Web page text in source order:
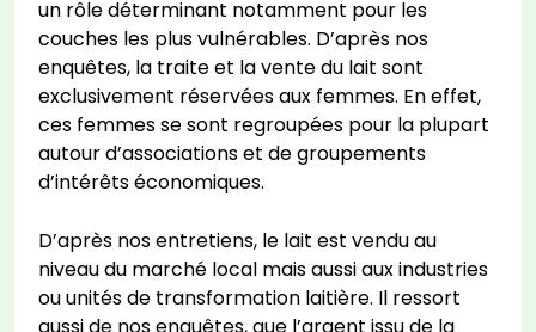
un rôle déterminant notamment pour les
couches les plus vulnérables. D’après nos
enquêtes, la traite et la vente du lait sont
exclusivement réservées aux femmes. En effet,
ces femmes se sont regroupées pour la plupart
autour d’associations et de groupements
d’intérêts économiques.
D’après nos entretiens, le lait est vendu au
niveau du marché local mais aussi aux industries
ou unités de transformation laitière. Il ressort